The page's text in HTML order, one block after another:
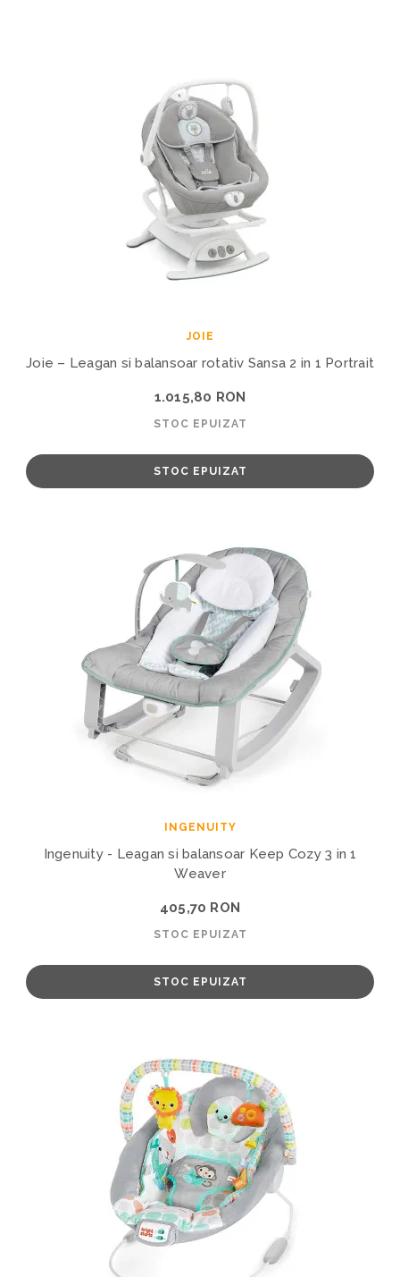
JOIE
Joie – Leagan si balansoar rotativ Sansa 2 in 1 Portrait
1.015,80 RON
STOC EPUIZAT
STOC EPUIZAT
INGENUITY
Ingenuity - Leagan si balansoar Keep Cozy 3 in 1
Weaver
405,70 RON
STOC EPUIZAT
STOC EPUIZAT